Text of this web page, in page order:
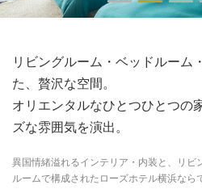
リビングルーム・ベッドルーム
た、贅沢な空間。
オリエンタルなひとつひとつの
ズな雰囲気を演出。
異国情緒溢れるインテリア・内装と、リビ
ルームで構成されたローズホテル横浜なら